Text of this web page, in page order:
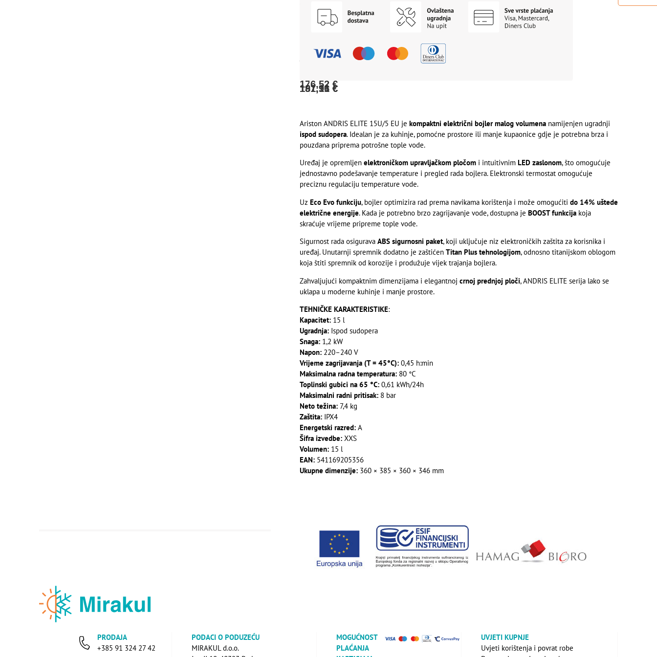
ispod
internet
bankarstvom:
Cijena
jednokratno
176,52 €
prilikom
187,11 €
plaćanje
karticama
24
191,96 €
Ariston ANDRIS ELITE 15U/5 EU je kompaktni električni bojler malog volumenanamijenjen ugradnji
ispod sudopera. Idealan je za kuhinje, pomoćne prostore ili manje kupaonice gdje je potrebna brza i
pouzdana priprema potrošne tople vode.
Uređaj je opremljen elektroničkom upravljačkom pločomi intuitivnim LED zaslonom, što omogućuje
jednostavno podešavanje temperature i pregled rada bojlera. Elektronski termostat omogućuje
preciznu regulaciju temperature vode.
Uz Eco Evo funkciju, bojler optimizira rad prema navikama korištenja i može omogućiti do 14% uštede
električne energije. Kada je potrebno brzo zagrijavanje vode, dostupna je BOOST funkcijakoja
skraćuje vrijeme pripreme tople vode.
Sigurnost rada osigurava ABS sigurnosni paket, koji uključuje niz elektroničkih zaštita za korisnika i
uređaj. Unutarnji spremnik dodatno je zaštićen Titan Plus tehnologijom, odnosno titanijskom oblogom
koja štiti spremnik od korozije i produžuje vijek trajanja bojlera.
Zahvaljujući kompaktnim dimenzijama i elegantnoj crnoj prednjoj ploči, ANDRIS ELITE serija lako se
uklapa u moderne kuhinje i manje prostore.
TEHNIČKE KARAKTERISTIKE:
Kapacitet:15 l
Ugradnja:Ispod sudopera
Snaga:1,2 kW
Napon:220–240 V
Vrijeme zagrijavanja (T = 45°C):0,45 h:min
Maksimalna radna temperatura:80 °C
Toplinski gubici na 65 °C:0,61 kWh/24h
Maksimalni radni pritisak:8 bar
Neto težina:7,4 kg
Zaštita:IPX4
Energetski razred:A
Šifra izvedbe:XXS
Volumen:15 l
EAN:541169205356
Ukupne dimenzije:360 × 385 × 360 × 346 mm
PRODAJA
+385 91 324 27 42
PODACI O PODUZEĆU
MIRAKUL d.o.o.
MOGUĆNOST
PLAĆANJA
UVJETI KUPNJE
Uvjeti korištenja i povrat robe